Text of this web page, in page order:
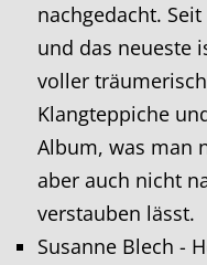
nachgedacht.
und das neueste
voller
Klangteppiche
Album, was man
aber auch nicht
verstauben lässt.
Susanne Blech -